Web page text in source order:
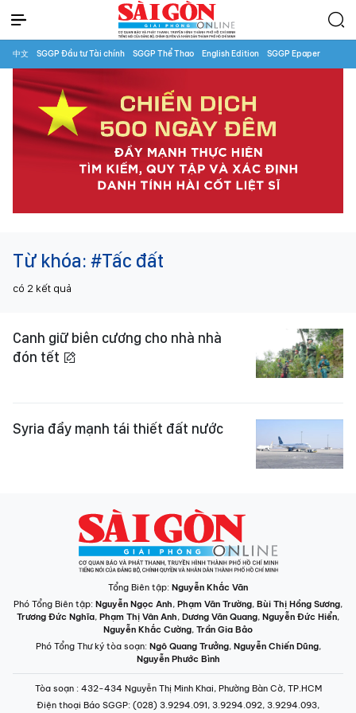
中文 SGGP Đầu tư Tài chính SGGP Thể Thao English Edition SGGP Epaper
Từ khóa: #Tấc đất
có 2 kết quả
Canh giữ biên cương cho nhà nhà
đón tết
Syria đẩy mạnh tái thiết đất nước
Tổng Biên tập: Nguyễn Khắc Văn
Phó Tổng Biên tập: Nguyễn Ngọc Anh, Phạm Văn Trường, Bùi Thị Hồng Sương,
Trương Đức Nghĩa, Phạm Thị Vân Anh, Dương Văn Quang, Nguyễn Đức Hiển,
Nguyễn Khắc Cường, Trần Gia Bảo
Phó Tổng Thư ký tòa soạn: Ngô Quang Trưởng, Nguyễn Chiến Dũng,
Nguyễn Phước Bình
Tòa soạn : 432-434 Nguyễn Thị Minh Khai, Phường Bàn Cờ, TP.HCM
Điện thoại Báo SGGP: (028) 3.9294.091, 3.9294.092, 3.9294.093,